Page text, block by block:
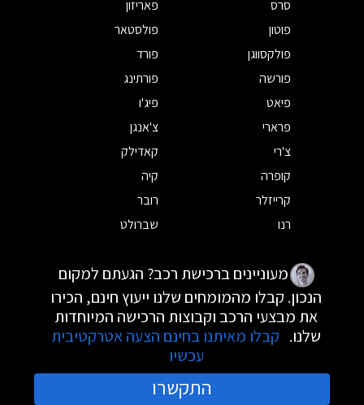
סרס
פאריזון
פוטון
פולסטאר
פולקסווגן
פורד
פורשה
פורתינג
פיאט
פיג'ו
פרארי
צ'אנגן
צ'רי
קאדילק
קופרה
קיה
קרייזלר
רובר
רנו
שברולט
מעוניינים ברכישת רכב? הגעתם למקום
הנכון. קבלו מהמומחים שלנו ייעוץ חינם, הכירו
את מבצעי הרכב וקבוצות הרכישה המיוחדות
שלנו. קבלו מאיתנו בחינם הצעה אטרקטיבית
עכשיו
התקשרו